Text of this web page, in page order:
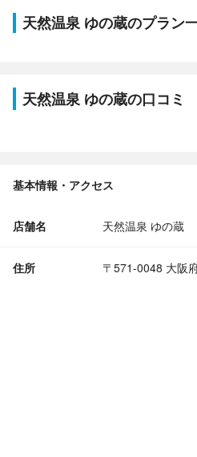
天然温泉 ゆの蔵のプラン
天然温泉 ゆの蔵の口コミ
基本情報・アクセス
店舗名 天然温泉 ゆの蔵
住所 〒571-0048 大阪